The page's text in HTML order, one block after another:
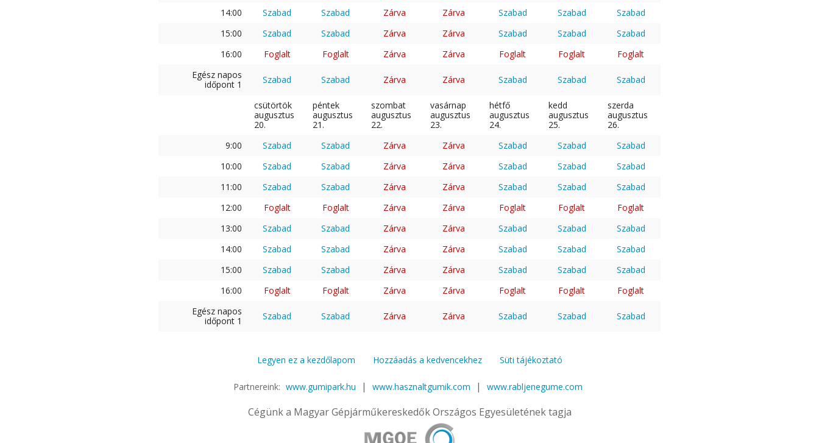
14:00
Szabad Szabad Zárva Zárva Szabad Szabad
Szabad
15:00
Szabad Szabad Zárva Zárva Szabad Szabad
Szabad
16:00
Foglalt Foglalt Zárva Zárva Foglalt Foglalt
Foglalt
Egész napos
időpont 1
Szabad Szabad Zárva Zárva Szabad Szabad Szabad
csütörtök
augusztus
20.
péntek
augusztus
21.
szombat
augusztus
22.
vasárnap
augusztus
23.
hétfő
augusztus
24.
kedd
augusztus
25.
szerda
augusztus
26.
9:00
Szabad Szabad Zárva Zárva Szabad Szabad
Szabad
10:00
Szabad Szabad Zárva Zárva Szabad Szabad
Szabad
11:00
Szabad Szabad Zárva Zárva Szabad Szabad
Szabad
12:00
Foglalt Foglalt Zárva Zárva Foglalt Foglalt
Foglalt
13:00
Szabad Szabad Zárva Zárva Szabad Szabad
Szabad
14:00
Szabad Szabad Zárva Zárva Szabad Szabad
Szabad
15:00
Szabad Szabad Zárva Zárva Szabad Szabad
Szabad
16:00
Foglalt Foglalt Zárva Zárva Foglalt Foglalt
Foglalt
Egész napos
időpont 1
Szabad Szabad Zárva Zárva Szabad Szabad Szabad
Legyen ez a kezdőlapom Hozzáadás a kedvencekhez Süti tájékoztató
Partnereink: www.gumipark.hu | www.hasznaltgumik.com | www.rabljenegume.com
Cégünk a Magyar Gépjárműkereskedők Országos Egyesületének tagja